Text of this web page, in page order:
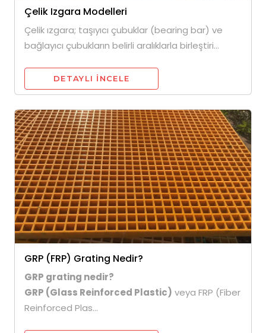
Çelik Izgara Modelleri
Çelik ızgara; taşıyıcı çubuklar (bearing bar) ve
bağlayıcı çubukların belirli aralıklarla birleştiri...
DETAYLI INCELE
GRP (FRP) Grating Nedir?
GRP grating nedir?
GRP (Glass Reinforced Plastic) veya FRP (Fiber
Reinforced Plas...